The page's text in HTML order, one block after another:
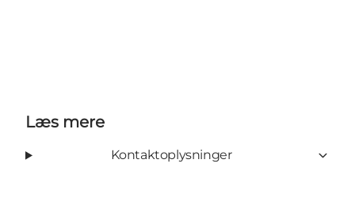
Læs mere
Kontaktoplysninger